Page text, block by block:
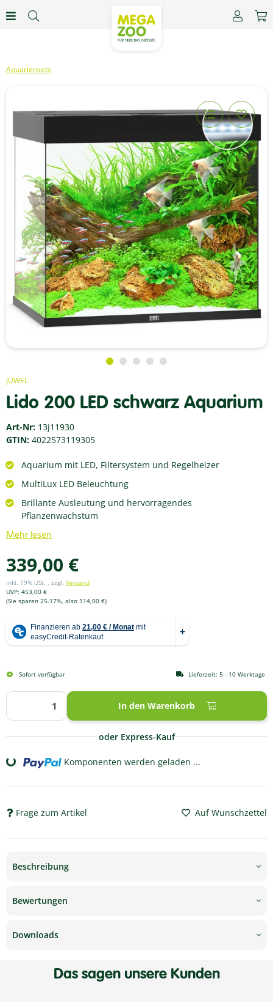
Aquariensets
JUWEL
Lido 200 LED schwarz Aquarium
Art-Nr: 13j11930
GTIN: 4022573119305
Aquarium mit LED, Filtersystem und Regelheizer
MultiLux LED Beleuchtung
Brillante Ausleutung und hervorragendes
Pflanzenwachstum
Mehr lesen
339,00 €
inkl. 19% USt. , zzgl. Versand
UVP: 453,00 €
(Sie sparen 25.17%, also 114,00 €)
In den Warenkorb
Sofort verfügbar Lieferzeit: 5 - 10 Werktage
oder Express-Kauf
Loading... Komponenten werden geladen ...
Frage zum Artikel Auf Wunschzettel
Beschreibung
Bewertungen
Downloads
Das sagen unsere Kunden